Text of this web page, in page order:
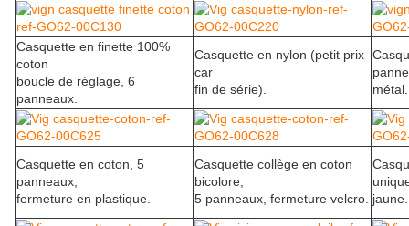
Casquette en finette 100%
coton
boucle de réglage, 6
panneaux.
Casquette en nylon (petit prix
car
fin de série).
métal.
Casquette en coton, 5
panneaux,
fermeture en plastique.
Casquette collège en coton
bicolore,
5 panneaux, fermeture velcro. jaune.